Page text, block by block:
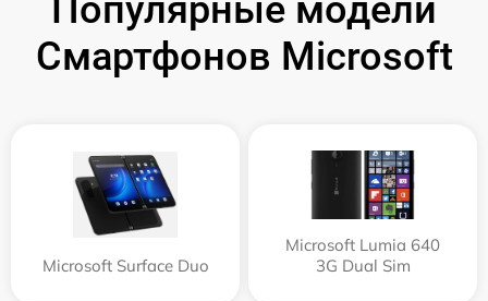
Популярные модели
Смартфонов Microsoft
Microsoft Surface Duo
Microsoft Lumia 640
3G Dual Sim